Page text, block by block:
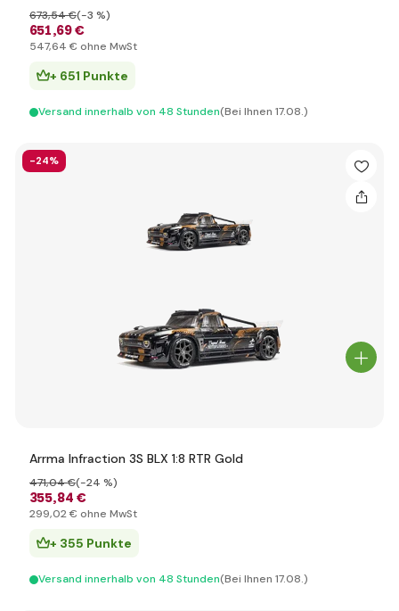
651,69 €
673,54 €(-3 %)
547,64 € ohne MwSt
+ 651 Punkte
Versand innerhalb von 48 Stunden(Bei Ihnen 17.08.)
-24%
Arrma Infraction 3S BLX 1:8 RTR Gold
355,84 €
471,04 €(-24 %)
299,02 € ohne MwSt
+ 355 Punkte
Versand innerhalb von 48 Stunden(Bei Ihnen 17.08.)